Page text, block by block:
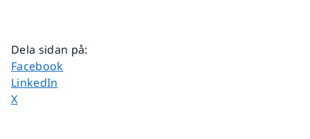
Dela sidan på:
Dela sidan på
Facebook
Dela sidan på
LinkedIn
Dela sidan på
X